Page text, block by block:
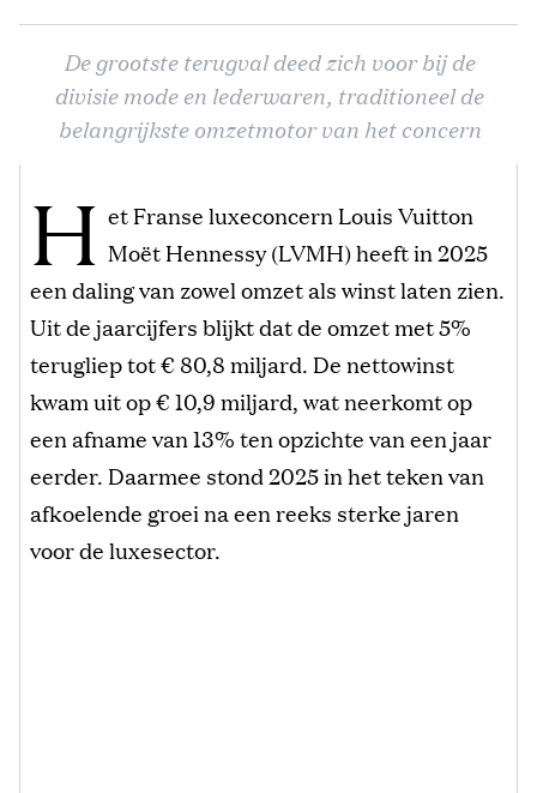
De grootste terugval deed zich voor bij de
divisie mode en lederwaren, traditioneel de
belangrijkste omzetmotor van het concern
H et Franse luxeconcern Louis Vuitton
Moët Hennessy (LVMH) heeft in 2025
een daling van zowel omzet als winst laten zien.
Uit de jaarcijfers blijkt dat de omzet met 5%
terugliep tot € 80,8 miljard. De nettowinst
kwam uit op € 10,9 miljard, wat neerkomt op
een afname van 13% ten opzichte van een jaar
eerder. Daarmee stond 2025 in het teken van
afkoelende groei na een reeks sterke jaren
voor de luxesector.